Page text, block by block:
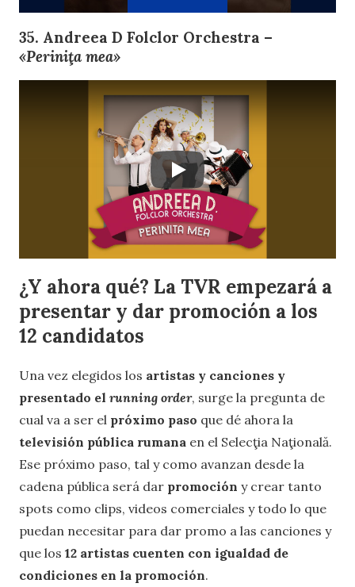
35. Andreea D Folclor Orchestra –
«Periniţa mea»
¿Y ahora qué? La TVR empezará a
presentar y dar promoción a los
12 candidatos
Una vez elegidos los artistas y canciones y
presentado el running order, surge la pregunta de
cual va a ser el próximo paso que dé ahora la
televisión pública rumana en el Selecţia Naţională.
Ese próximo paso, tal y como avanzan desde la
cadena pública será dar promoción y crear tanto
spots como clips, videos comerciales y todo lo que
puedan necesitar para dar promo a las canciones y
que los 12 artistas cuenten con igualdad de
condiciones en la promoción.